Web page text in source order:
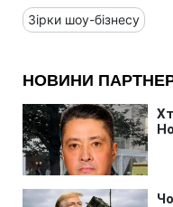
Зірки шоу-бізнесу